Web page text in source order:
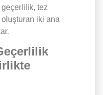
geçerlilik, tez
oluşturan iki ana